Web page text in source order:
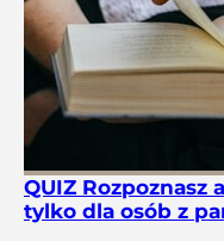
QUIZ Rozpoznasz
tylko dla osób z